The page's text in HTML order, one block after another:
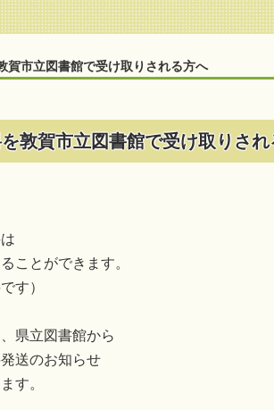
賀市立図書館で受け取りされる方へ
敦賀市立図書館で受け取りされ
ことができます。
す）
県立図書館から
送のお知らせ
す。